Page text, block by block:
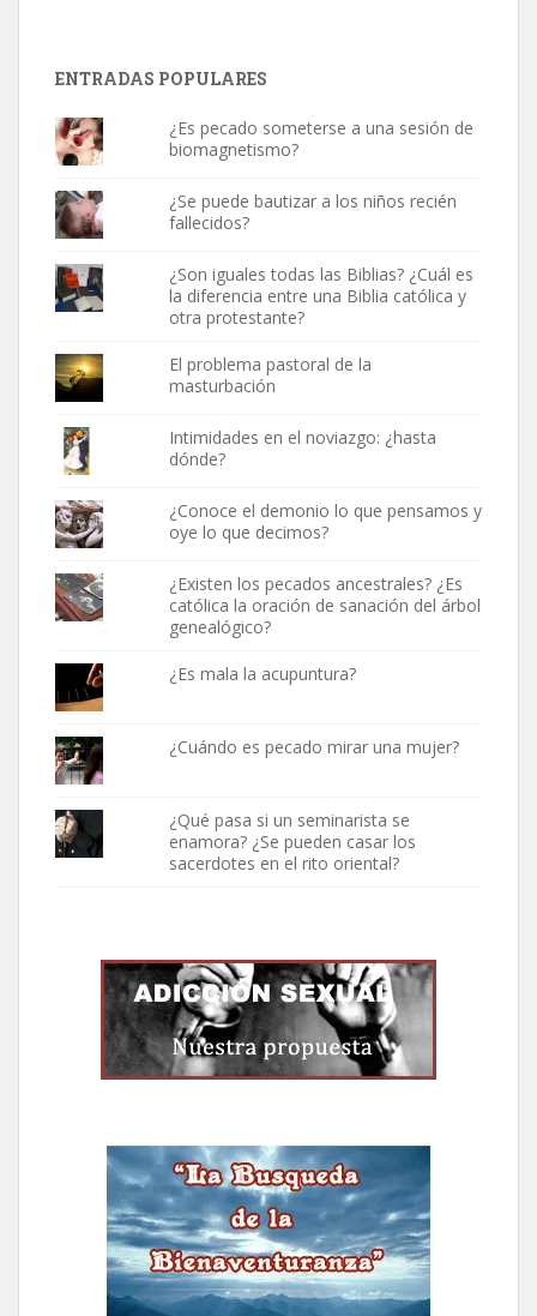
ENTRADAS POPULARES
¿Es pecado someterse a una sesión de
biomagnetismo?
¿Se puede bautizar a los niños recién
fallecidos?
¿Son iguales todas las Biblias? ¿Cuál es
la diferencia entre una Biblia católica y
otra protestante?
El problema pastoral de la
masturbación
Intimidades en el noviazgo: ¿hasta
dónde?
¿Conoce el demonio lo que pensamos y
oye lo que decimos?
¿Existen los pecados ancestrales? ¿Es
católica la oración de sanación del árbol
genealógico?
¿Es mala la acupuntura?
¿Cuándo es pecado mirar una mujer?
¿Qué pasa si un seminarista se
enamora? ¿Se pueden casar los
sacerdotes en el rito oriental?